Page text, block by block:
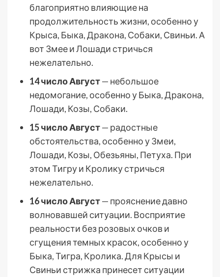
благоприятно влияющие на
продолжительность жизни, особенно у
Крыса, Быка, Дракона, Собаки, Свиньи. А
вот Змее и Лошади стричься
нежелательно.
14 число Август— небольшое
недомогание, особенно у Быка, Дракона,
Лошади, Козы, Собаки.
15 число Август— радостные
обстоятельства, особенно у Змеи,
Лошади, Козы, Обезьяны, Петуха. При
этом Тигру и Кролику стричься
нежелательно.
16 число Август— прояснение давно
волновавшей ситуации. Восприятие
реальности без розовых очков и
сгущения темных красок, особенно у
Быка, Тигра, Кролика. Для Крысы и
Свиньи стрижка принесет ситуации